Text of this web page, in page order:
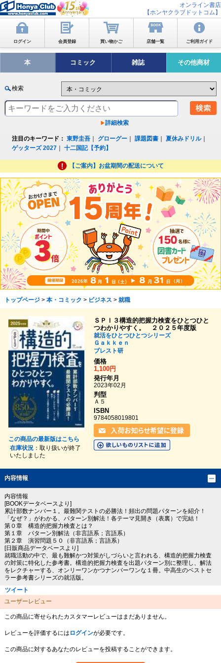
オンライン書店
【ホンヤクラブドットコム】
ログイン 会員登録 買い物かご 店舗一覧 ご利用ガイド
本 コミック 雑誌 その他商材
検索
詳細検索
注目のキーワード： 東野圭吾 グローグー ｜課題図書 ｜夏休みドリル｜
ゲッターズ 2027 ｜十二国記【予約】
【ご案内】お盆期間の配送について
トップページ> 本・コミック > ビジネス > 就職
この商品の最新版はこちら
在庫状況：取り扱いが終了
いたしました
ＳＰＩ３構造的把握力検査をひとつひと
つわかりやすく。 ２０２５年度版
就活をひとつひとつシリーズ
Ｇａｋｋｅｎ
ブレスト研
価格
1,100円
発行年月
2023年02月
判型
Ａ５
ISBN
9784058019801
内容情報
内容情報
[BOOKデータベースより]
累計部数ナンバー１。最難関テストの必勝法！頻出の問題パターンを紹介！
「なぜ？」がわかる、パターン別解法！各テーマ見開き（表裏）で完結！
第０章 構造的把握力検査とは？
第１章 パターン別解法（非言語系；言語系）
第２章 演習問題５０（非言語系；言語系）
[日販商品データベースより]
就職活動の中で、最も難解かつ対策がしづらいと言われる、構造的把握力検査
の対策に特化した参考書。構造的把握力検査を出題パターン別に整理し、解法
をレクチャーする、オンリーワンかつナンバーワンな１冊。中高生のベストセ
ラー参考書シリーズの就活版。
ツイート
ユーザーレビュー
この商品に寄せられたカスタマーレビューはまだありません。
レビューを評価するには ログインが必要です。
この商品に対するあなたのレビューを投稿することができます。